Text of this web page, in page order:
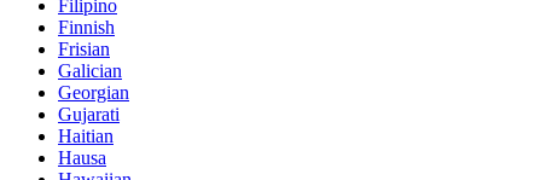
Filipino
Finnish
Frisian
Galician
Georgian
Gujarati
Haitian
Hausa